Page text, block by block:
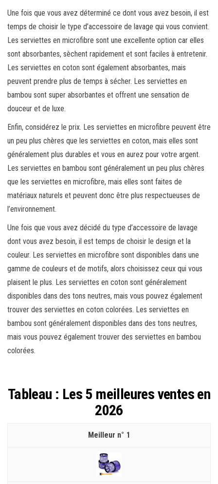
Une fois que vous avez déterminé ce dont vous avez besoin, il est
temps de choisir le type d’accessoire de lavage qui vous convient.
Les serviettes en microfibre sont une excellente option car elles
sont absorbantes, sèchent rapidement et sont faciles à entretenir.
Les serviettes en coton sont également absorbantes, mais
peuvent prendre plus de temps à sécher. Les serviettes en
bambou sont super absorbantes et offrent une sensation de
douceur et de luxe.
Enfin, considérez le prix. Les serviettes en microfibre peuvent être
un peu plus chères que les serviettes en coton, mais elles sont
généralement plus durables et vous en aurez pour votre argent.
Les serviettes en bambou sont généralement un peu plus chères
que les serviettes en microfibre, mais elles sont faites de
matériaux naturels et peuvent donc être plus respectueuses de
l’environnement.
Une fois que vous avez décidé du type d’accessoire de lavage
dont vous avez besoin, il est temps de choisir le design et la
couleur. Les serviettes en microfibre sont disponibles dans une
gamme de couleurs et de motifs, alors choisissez ceux qui vous
plaisent le plus. Les serviettes en coton sont généralement
disponibles dans des tons neutres, mais vous pouvez également
trouver des serviettes en coton colorées. Les serviettes en
bambou sont généralement disponibles dans des tons neutres,
mais vous pouvez également trouver des serviettes en bambou
colorées.
Tableau : Les 5 meilleures ventes en
2026
1